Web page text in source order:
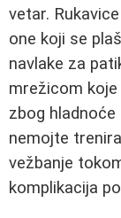
vetar.
one koji se
navlake za
mrežicom
zbog
nemojte
vežbanje
komplikacija